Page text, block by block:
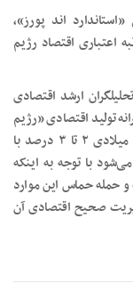
‌اند پورز»،
اعتباری اقتصاد رژیم
ارشد اقتصادی
تولید اقتصادی «رژیم
صهیونیستی» در سه ماهه سوم یا چهارم سال جاری میلادی ۲ تا ۳ درصد با
کاهش و رکود مواجه کند. از این روست که گفته می‌‎شود با توجه به اینکه
حمله حماس این موارد
صحیح اقتصادی آن